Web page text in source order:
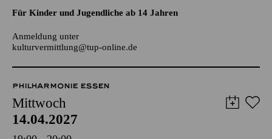
kulturvermittlung@tup-online.de
PHILHARMONIE ESSEN
Mittwoch
14.04.2027
19:00 - 20:00
Alfried Krupp Saal